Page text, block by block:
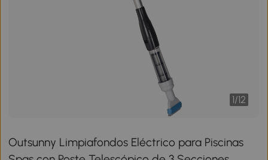
1/12
Outsunny Limpiafondos Eléctrico para Piscinas